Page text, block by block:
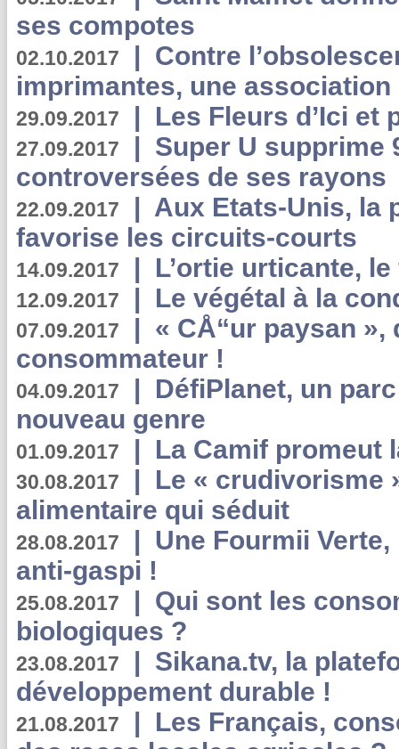
ses compotes
02.10.2017 | Contre
imprimantes, une
29.09.2017 | Les Fleurs d’Ici et
27.09.2017 | Super U supprime
controversées de ses rayons
22.09.2017 | Aux Etats-Unis, la
favorise les circuits-courts
14.09.2017 | L’ortie urticante,
12.09.2017 | Le végétal à la
07.09.2017 | « CÅ“ur paysan
consommateur !
04.09.2017 | DéfiPlanet, un
nouveau genre
01.09.2017 | La Camif promeut
30.08.2017 | Le « crudivorisme
alimentaire qui séduit
28.08.2017 | Une Fourmii
anti-gaspi !
25.08.2017 | Qui sont les
biologiques ?
23.08.2017 | Sikana.tv, la
développement durable !
21.08.2017 | Les Français,